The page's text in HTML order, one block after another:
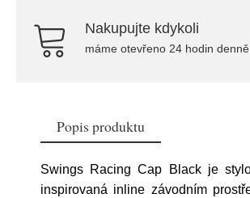
Nakupujte kdykoli
máme otevřeno 24 hodin denně
Popis produktu
Swings Racing Cap Black je
inspirovaná inline závodním